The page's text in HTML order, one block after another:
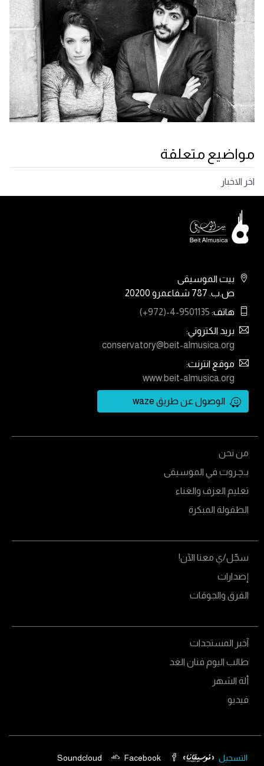
مواضيع متعلقة
اخر الاخبار
بيت الموسيقى
ص.ب. 787 شفاعمرو 20200
هاتف: (+972)-4-9501135
بريد الكتروني:
conservatory@beit-almusica.org
موقع انترنت:
www.beit-almusica.org
الوصول عن طريق waze
التسجيل Facebook
Soundcloud
من نحن
بـﭼـروت في الموسيقى
تعليم العزف والغناء
الطفولة المبكرة
سجّل/ي معنا الآن!
إصدارات
الفرق والجوقات
آخبر المستجدات
طالب اليوم فنان الغد
ألة الشهر
فيديو